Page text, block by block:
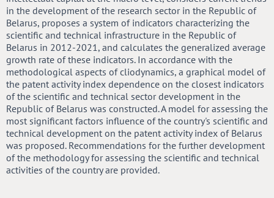
in the development of the research sector in the Republic of
Belarus, proposes a system of indicators characterizing the
scientific and technical infrastructure in the Republic of
Belarus in 2012-2021, and calculates the generalized average
growth rate of these indicators. In accordance with the
methodological aspects of cliodynamics, a graphical model of
the patent activity index dependence on the closest indicators
of the scientific and technical sector development in the
Republic of Belarus was constructed. A model for assessing the
most significant factors influence of the country's scientific and
technical development on the patent activity index of Belarus
was proposed. Recommendations for the further development
of the methodology for assessing the scientific and technical
activities of the country are provided.